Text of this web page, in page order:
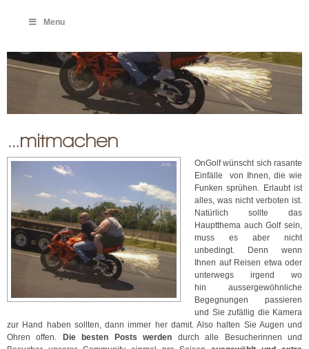
Menu
…mitmachen
OnGolf wünscht sich rasante
Einfälle von Ihnen, die wie
Funken sprühen. Erlaubt ist
alles, was nicht verboten ist.
Natürlich sollte das
Hauptthema auch Golf sein,
muss es aber nicht
unbedingt. Denn wenn
Ihnen auf Reisen etwa oder
unterwegs irgend wo
hin aussergewöhnliche
Begegnungen passieren
und Sie zufällig die Kamera
zur Hand haben sollten, dann immer her damit. Also halten Sie Augen und
Ohren offen. Die besten Posts werden durch alle Besucherinnen und